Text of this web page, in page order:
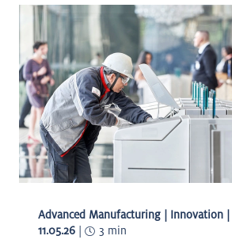
Advanced Manufacturing | Innovation
11.05.26 | 3 min